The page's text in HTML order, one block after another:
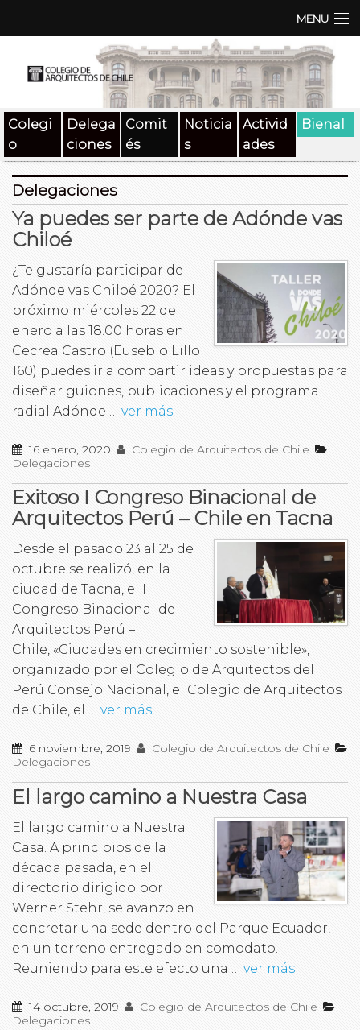
MENU
Documentos
SAT
Beneficios
Medios
Contacto
Buscar:
Colegi
o
Delega
ciones
Comit
és
Noticia
s
Activid
ades
Bienal
Delegaciones
Ya puedes ser parte de Adónde vas
Chiloé
¿Te gustaría participar de
Adónde vas Chiloé 2020? El
próximo miércoles 22 de
enero a las 18.00 horas en
Cecrea Castro (Eusebio Lillo
160) puedes ir a compartir ideas y propuestas para
diseñar guiones, publicaciones y el programa
radial Adónde … ver más
16 enero, 2020
Colegio de Arquitectos de Chile
Delegaciones
Exitoso I Congreso Binacional de
Arquitectos Perú – Chile en Tacna
Desde el pasado 23 al 25 de
octubre se realizó, en la
ciudad de Tacna, el I
Congreso Binacional de
Arquitectos Perú –
Chile, «Ciudades en crecimiento sostenible»,
organizado por el Colegio de Arquitectos del
Perú Consejo Nacional, el Colegio de Arquitectos
de Chile, el … ver más
6 noviembre, 2019
Colegio de Arquitectos de Chile
Delegaciones
El largo camino a Nuestra Casa
El largo camino a Nuestra
Casa. A principios de la
década pasada, en el
directorio dirigido por
Werner Stehr, se avanzo en
concretar una sede dentro del Parque Ecuador,
en un terreno entregado en comodato.
Reuniendo para este efecto una … ver más
14 octubre, 2019
Colegio de Arquitectos de Chile
Delegaciones